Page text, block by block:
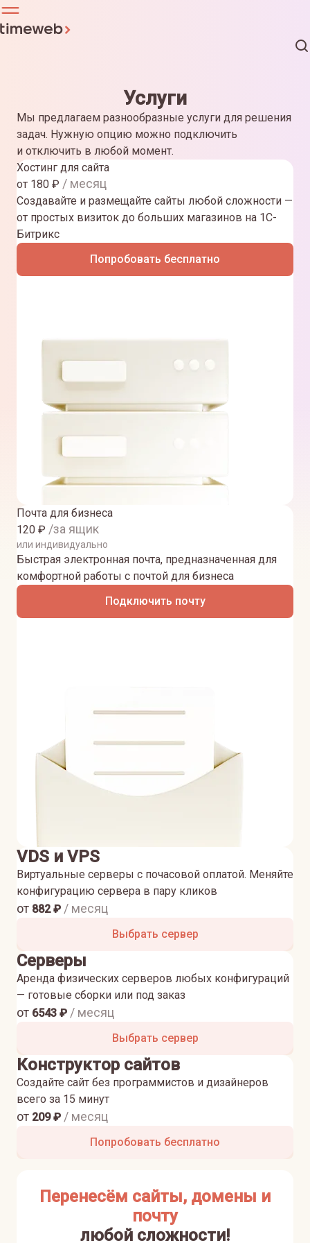
Услуги
Мы предлагаем разнообразные услуги для решения
задач. Нужную опцию можно подключить
и отключить в любой момент.
Хостинг для сайта
от 180 ₽ / месяц
Создавайте и размещайте сайты любой сложности —
от простых визиток до больших магазинов на 1С-
Битрикс
Попробовать бесплатно
Почта для бизнеса
120 ₽ /за ящик
или индивидуально
Быстрая электронная почта, предназначенная для
комфортной работы с почтой для бизнеса
Подключить почту
VDS и VPS
Виртуальные серверы с почасовой оплатой. Меняйте
конфигурацию сервера в пару кликов
от 882₽ / месяц
Выбрать сервер
Серверы
Аренда физических серверов любых конфигураций
— готовые сборки или под заказ
от 6543 ₽ / месяц
Выбрать сервер
Конструктор сайтов
Создайте сайт без программистов и дизайнеров
всего за 15 минут
от 209₽ / месяц
Попробовать бесплатно
Перенесём сайты, домены и
почту
любой сложности!